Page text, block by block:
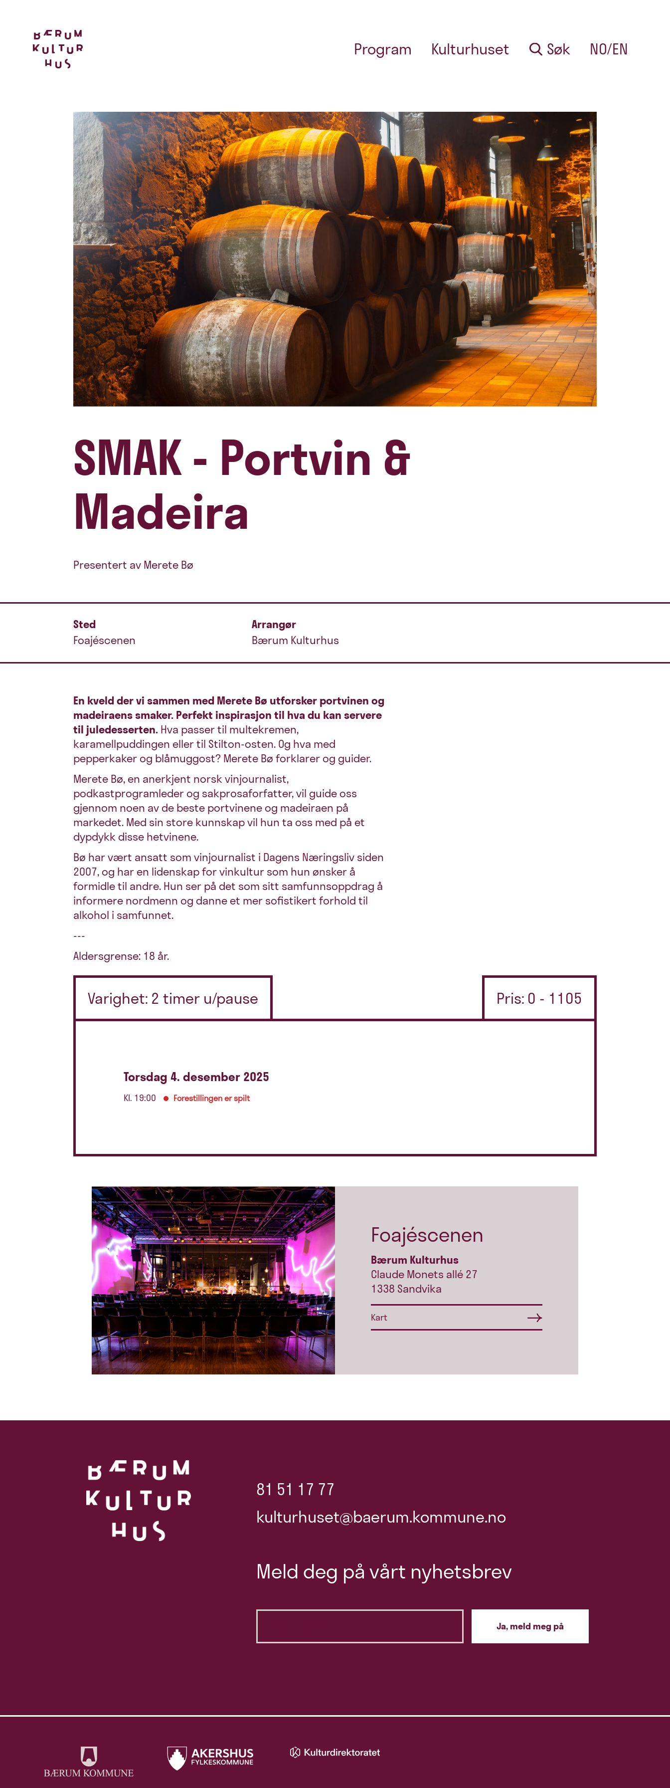
Program Kulturhuset Søk NO/EN
SMAK - Portvin &
Madeira
Presentert av Merete Bø
Sted
Foajéscenen
Arrangør
Bærum Kulturhus
En kveld der vi sammen med Merete Bø utforsker portvinen og
madeiraens smaker. Perfekt inspirasjon til hva du kan servere
til juledesserten. Hva passer til multekremen,
karamellpuddingen eller til Stilton-osten. Og hva med
pepperkaker og blåmuggost? Merete Bø forklarer og guider.
Merete Bø, en anerkjent norsk vinjournalist,
podkastprogramleder og sakprosaforfatter, vil guide oss
gjennom noen av de beste portvinene og madeiraen på
markedet. Med sin store kunnskap vil hun ta oss med på et
dypdykk disse hetvinene.
Bø har vært ansatt som vinjournalist i Dagens Næringsliv siden
2007, og har en lidenskap for vinkultur som hun ønsker å
formidle til andre. Hun ser på det som sitt samfunnsoppdrag å
informere nordmenn og danne et mer sofistikert forhold til
alkohol i samfunnet.
---
Aldersgrense: 18 år.
Pris: 0 - 1105
Varighet: 2 timer u/pause
Torsdag 4. desember 2025
Kl. 19:00 Forestillingen er spilt
Foajéscenen
Bærum Kulturhus
Claude Monets allé 27
1338 Sandvika
Kart
81 51 17 77
kulturhuset@baerum.kommune.no
Meld deg på vårt nyhetsbrev